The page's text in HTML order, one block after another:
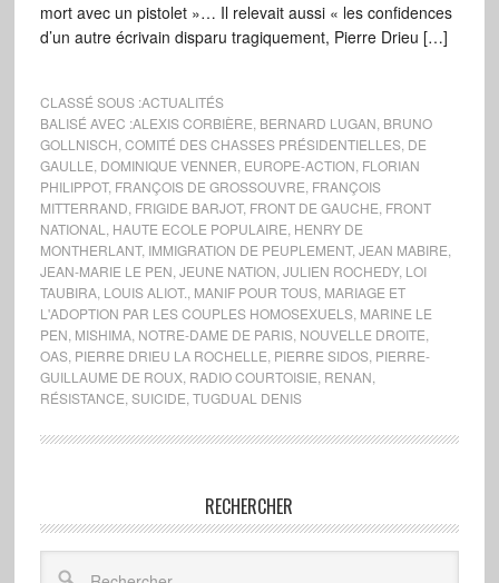
mort avec un pistolet »… Il relevait aussi « les confidences
d’un autre écrivain disparu tragiquement, Pierre Drieu […]
CLASSÉ SOUS :ACTUALITÉS
BALISÉ AVEC :ALEXIS CORBIÈRE BERNARD LUGAN BRUNO
GOLLNISCH COMITÉ DES CHASSES PRÉSIDENTIELLES, DE
GAULLE DOMINIQUE VENNER EUROPE-ACTION FLORIAN
PHILIPPOT, FRANÇOIS DE GROSSOUVRE FRANÇOIS
MITTERRAND FRIGIDE BARJOT, FRONT DE GAUCHE FRONT
NATIONAL
HAUTE ECOLE POPULAIRE HENRY DE
MONTHERLANT, IMMIGRATION DE PEUPLEMENT, JEAN MABIRE
JEAN-MARIE LE PEN JEUNE NATION JULIEN ROCHEDY, LOI
TAUBIRA, LOUIS ALIOT. MANIF POUR TOUS, MARIAGE ET
L'ADOPTION PAR LES COUPLES HOMOSEXUELS, MARINE LE
PEN MISHIMA, NOTRE-DAME DE PARIS, NOUVELLE DROITE
OAS, PIERRE DRIEU LA ROCHELLE PIERRE SIDOS, PIERRE-
GUILLAUME DE ROUX, RADIO COURTOISIE RENAN
RÉSISTANCE SUICIDE TUGDUAL DENIS
RECHERCHER